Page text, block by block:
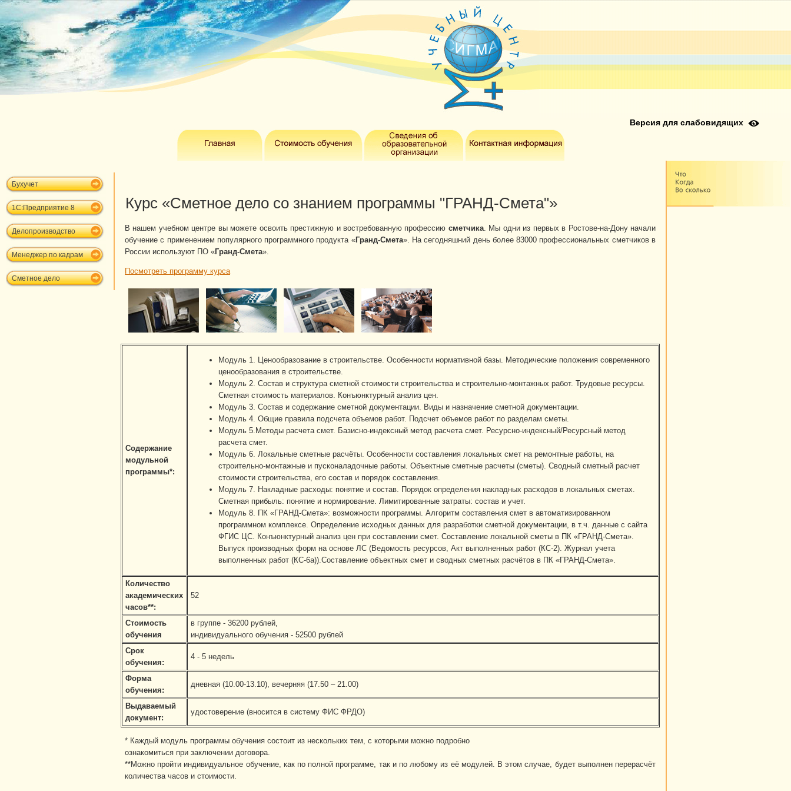
Версия для слабовидящих
Бухучет
1С:Предприятие 8
Делопроизводство
Менеджер по кадрам
Сметное дело
Курс «Сметное дело со знанием программы "ГРАНД-Смета"»
В нашем учебном центре вы можете освоить престижную и востребованную профессию сметчика. Мы одни из первых в Ростове-на-Дону начали
обучение с применением популярного программного продукта «Гранд-Смета». На сегодняшний день более 83000 профессиональных сметчиков в
России используют ПО «Гранд-Смета».
Посмотреть программу курса
Содержание
модульной
программы*:
Модуль 1. Ценообразование в строительстве. Особенности нормативной базы. Методические положения современного
ценообразования в строительстве.
Модуль 2. Состав и структура сметной стоимости строительства и строительно-монтажных работ. Трудовые ресурсы.
Сметная стоимость материалов. Конъюнктурный анализ цен.
Модуль 3. Состав и содержание сметной документации. Виды и назначение сметной документации.
Модуль 4. Общие правила подсчета объемов работ. Подсчет объемов работ по разделам сметы.
Модуль 5.Методы расчета смет. Базисно-индексный метод расчета смет. Ресурсно-индексный/Ресурсный метод
расчета смет.
Модуль 6. Локальные сметные расчёты. Особенности составления локальных смет на ремонтные работы, на
строительно-монтажные и пусконаладочные работы. Объектные сметные расчеты (сметы). Сводный сметный расчет
стоимости строительства, его состав и порядок составления.
Модуль 7. Накладные расходы: понятие и состав. Порядок определения накладных расходов в локальных сметах.
Сметная прибыль: понятие и нормирование. Лимитированные затраты: состав и учет.
Модуль 8. ПК «ГРАНД-Смета»: возможности программы. Алгоритм составления смет в автоматизированном
программном комплексе. Определение исходных данных для разработки сметной документации, в т.ч. данные с сайта
ФГИС ЦС. Конъюнктурный анализ цен при составлении смет. Составление локальной сметы в ПК «ГРАНД-Смета».
Выпуск производных форм на основе ЛС (Ведомость ресурсов, Акт выполненных работ (КС-2). Журнал учета
выполненных работ (КС-6а)).Составление объектных смет и сводных сметных расчётов в ПК «ГРАНД-Смета».
Количество
академических
часов**:
52
Стоимость
обучения
в группе - 36200 рублей,
индивидуального обучения - 52500 рублей
Срок
обучения:
4 - 5 недель
Форма
обучения:
дневная (10.00-13.10), вечерняя (17.50 – 21.00)
Выдаваемый
документ:
удостоверение (вносится в систему ФИС ФРДО)
* Каждый модуль программы обучения состоит из нескольких тем, с которыми можно подробно
ознакомиться при заключении договора.
**Можно пройти индивидуальное обучение, как по полной программе, так и по любому из её модулей. В этом случае, будет выполнен перерасчёт
количества часов и стоимости.